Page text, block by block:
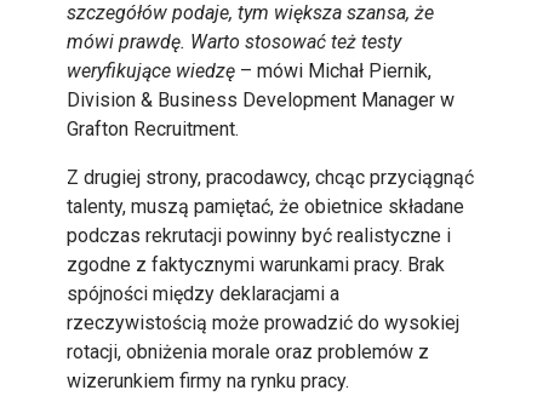
szczegółów podaje, tym większa szansa, że
mówi prawdę. Warto stosować też testy
weryfikujące wiedzę– mówi Michał Piernik,
Division & Business Development Manager w
Grafton Recruitment.
Z drugiej strony, pracodawcy, chcąc przyciągnąć
talenty, muszą pamiętać, że obietnice składane
podczas rekrutacji powinny być realistyczne i
zgodne z faktycznymi warunkami pracy. Brak
spójności między deklaracjami a
rzeczywistością może prowadzić do wysokiej
rotacji, obniżenia morale oraz problemów z
wizerunkiem firmy na rynku pracy.